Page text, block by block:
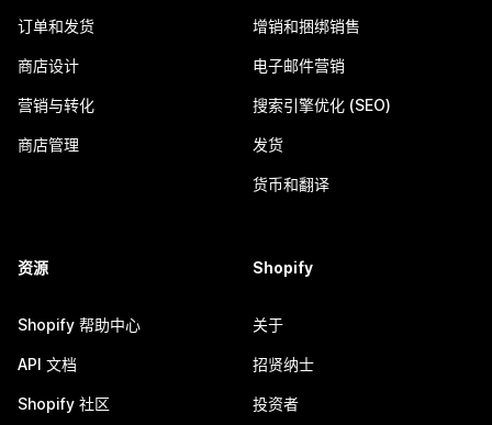
订单和发货
商店设计
营销与转化
商店管理
增销和捆绑销售
电子邮件营销
搜索引擎优化 (SEO)
发货
货币和翻译
资源
Shopify 帮助中心
API 文档
Shopify 社区
Shopify
关于
招贤纳士
投资者